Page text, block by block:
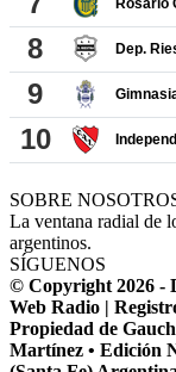
SOBRE
La ventana radial de
argentinos.
SÍGUENOS
© Copyright 2026 -
Web Radio |
Propiedad de
Martínez • Edición